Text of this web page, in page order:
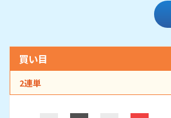
買い目
2連単